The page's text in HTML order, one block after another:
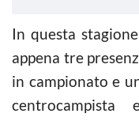
In questa
appena tre
in campionato e